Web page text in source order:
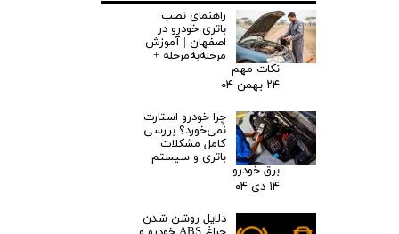
راهنمای نصب
باتری خودرو در
اصفهان | آموزش
مرحله‌به‌مرحله +
نکات مهم
۲۴ بهمن ۰۴
چرا خودرو استارت
نمی‌خورد؟ بررسی
کامل مشکلات
باتری و سیستم
برق خودرو
۱۴ دی ۰۴
دلایل روشن شدن